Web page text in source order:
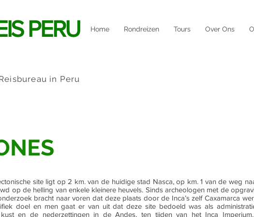
PERU Home Rondreizen Tours Over Ons
in Peru
site ligt op 2 km. van de huidige stad Nasca, op km. 1 van de weg
op de helling van enkele kleinere heuvels. Sinds archeologen met de
bracht naar voren dat deze plaats door de Inca’s zelf Caxamarca
doel en men gaat er van uit dat deze site bedoeld was als
en de nederzettingen in de Andes, ten tijden van het Inca